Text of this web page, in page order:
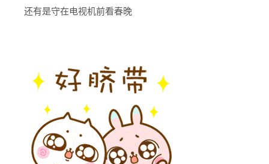
还有是守在电视机前看春晚